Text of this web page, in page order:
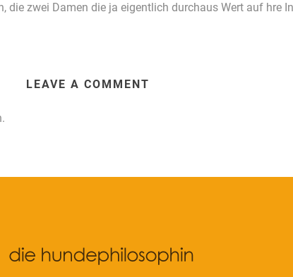
die zwei Damen die ja eigentlich durchaus Wert auf hre
LEAVE A COMMENT